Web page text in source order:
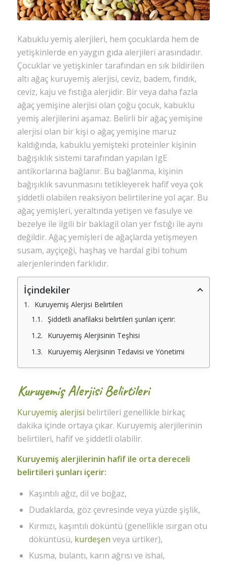
Kabuklu yemiş alerjileri, hem çocuklarda hem de
yetişkinlerde en yaygın gıda alerjileri arasındadır.
Çocuklar ve yetişkinler tarafından en sık bildirilen
altı ağaç kuruyemiş alerjisi, ceviz, badem, fındık,
ceviz, kaju ve fıstığa alerjidir. Bir veya daha fazla
ağaç yemişine alerjisi olan çoğu çocuk, kabuklu
yemiş alerjilerini aşamaz. Belirli bir ağaç yemişine
alerjisi olan bir kişi o ağaç yemişine maruz
kaldığında, kabuklu yemişteki proteinler kişinin
bağışıklık sistemi tarafından yapılan IgE
antikorlarına bağlanır. Bu bağlanma, kişinin
bağışıklık savunmasını tetikleyerek hafif veya çok
şiddetli olabilen reaksiyon belirtilerine yol açar. Bu
ağaç yemişleri, yeraltında yetişen ve fasulye ve
bezelye ile ilgili bir baklagil olan yer fıstığı ile aynı
değildir. Ağaç yemişleri de ağaçlarda yetişmeyen
susam, ayçiçeği, haşhaş ve hardal gibi tohum
alerjenlerinden farklıdır.
İçindekiler
Kuruyemiş Alerjisi Belirtileri
Şiddetli anafilaksi belirtileri şunları içerir:
Kuruyemiş Alerjisinin Teşhisi
Kuruyemiş Alerjisinin Tedavisi ve Yönetimi
Kuruyemiş Alerjisi Belirtileri
Kuruyemiş alerjisi belirtileri genellikle birkaç
dakika içinde ortaya çıkar. Kuruyemiş alerjilerinin
belirtileri, hafif ve şiddetli olabilir.
Kuruyemiş alerjilerinin hafif ile orta dereceli
belirtileri şunları içerir:
Kaşıntılı ağız, dil ve boğaz,
Dudaklarda, göz çevresinde veya yüzde şişlik,
Kırmızı, kaşıntılı döküntü (genellikle ısırgan otu
döküntüsü, kurdeşen veya ürtiker),
Kusma, bulantı, karın ağrısı ve ishal,